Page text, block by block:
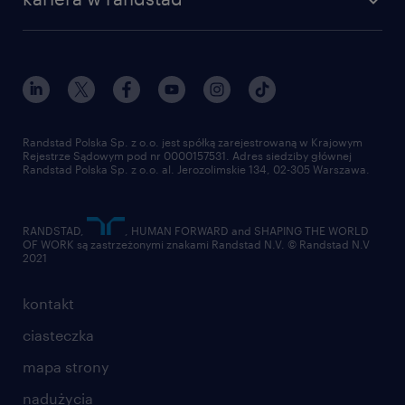
dla mediów
dla dostawców
nasz świat
pracuj w randstad
złóż CV
kontakt
ciasteczka
mapa strony
nadużycia
Randstad Polska Sp. z o.o. jest spółką zarejestrowaną w Krajowym
Rejestrze Sądowym pod nr 0000157531. Adres siedziby głównej
Randstad Polska Sp. z o.o. al. Jerozolimskie 134, 02-305 Warszawa.
RANDSTAD,
, HUMAN FORWARD and SHAPING THE WORLD
OF WORK są zastrzeżonymi znakami Randstad N.V. © Randstad N.V
2021